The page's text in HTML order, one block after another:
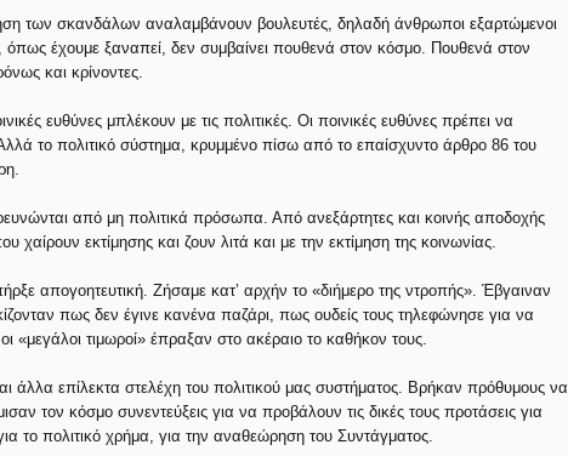
των σκανδάλων αναλαμβάνουν βουλευτές, δηλαδή άνθρωποι εξαρτώμενοι
έχουμε ξαναπεί, δεν συμβαίνει πουθενά στον κόσμο. Πουθενά στον
και κρίνοντες.
ευθύνες μπλέκουν με τις πολιτικές. Οι ποινικές ευθύνες πρέπει να
το πολιτικό σύστημα, κρυμμένο πίσω από το επαίσχυντο άρθρο 86 του
από μη πολιτικά πρόσωπα. Από ανεξάρτητες και κοινής αποδοχής
χαίρουν εκτίμησης και ζουν λιτά και με την εκτίμηση της κοινωνίας.
απογοητευτική. Ζήσαμε κατ’ αρχήν το «διήμερο της ντροπής». Έβγαιναν
πως δεν έγινε κανένα παζάρι, πως ουδείς τους τηλεφώνησε για να
«μεγάλοι τιμωροί» έπραξαν στο ακέραιο το καθήκον τους.
άλλα επίλεκτα στελέχη του πολιτικού μας συστήματος. Βρήκαν πρόθυμους να
τον κόσμο συνεντεύξεις για να προβάλουν τις δικές τους προτάσεις για
το πολιτικό χρήμα, για την αναθεώρηση του Συντάγματος.